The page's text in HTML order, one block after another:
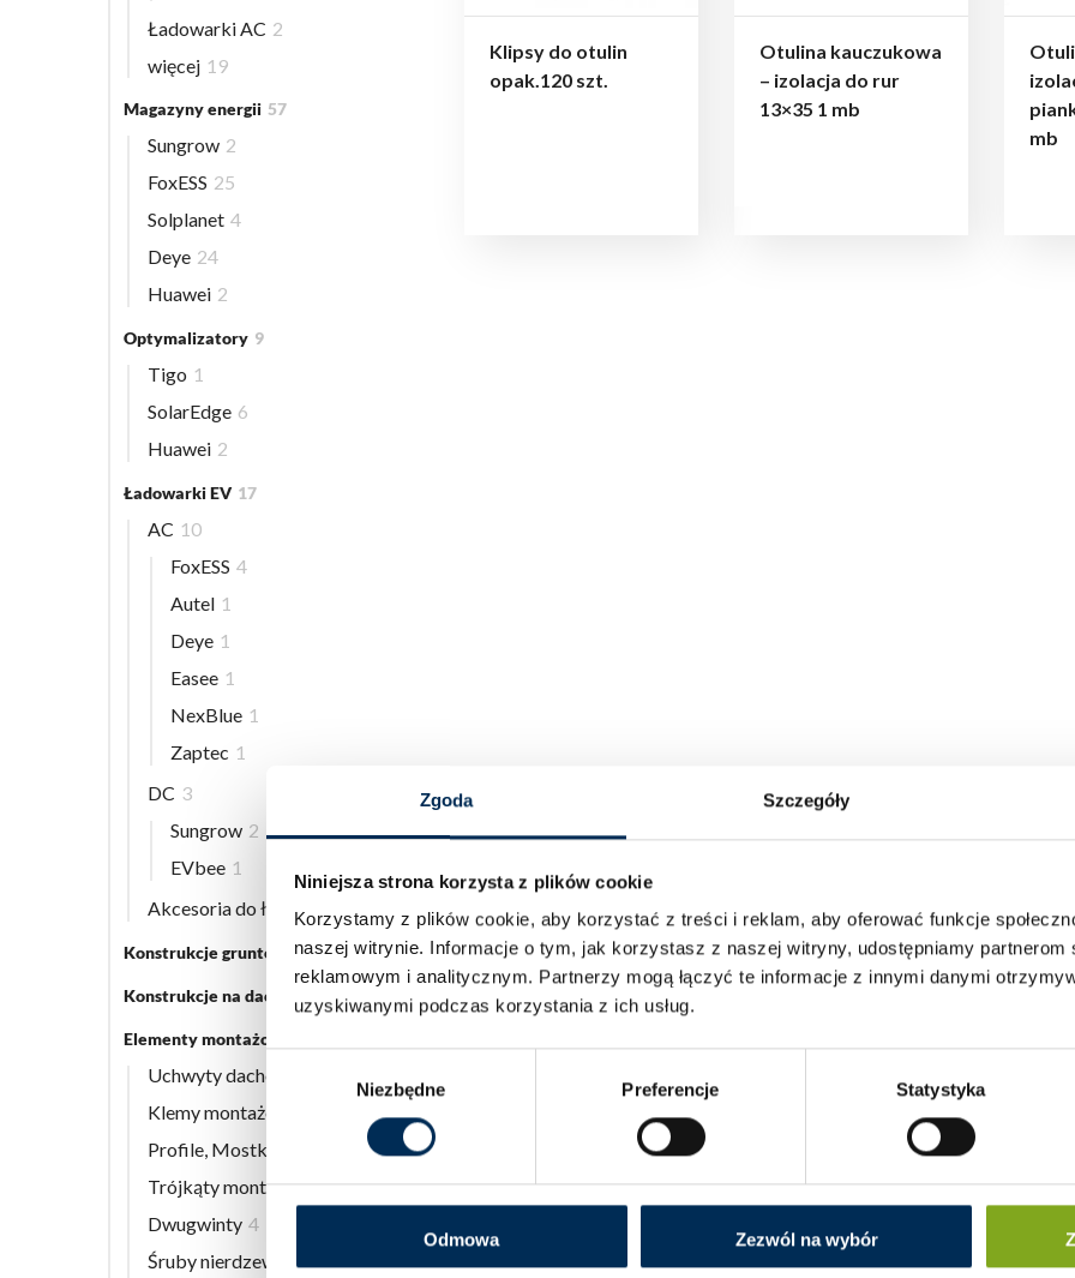
Zgoda Szczegóły
Niniejsza strona korzysta z plików cookie
Korzystamy z plików cookie, aby korzystać z treści i reklam, aby oferować funkcje
naszej witrynie. Informacje o tym, jak korzystasz z naszej witryny, udostępniamy partnerom
reklamowym i analitycznym. Partnerzy mogą łączyć te informacje z innymi danymi
uzyskiwanymi podczas korzystania z ich usług.
Niezbędne Preferencje Statystyka
Odmowa Zezwól na wybór
Klipsy do otulin
opak.120 szt.
Otulina kauczukowa
– izolacja do rur
13×35 1 mb
mb
Ładowarki AC 2
więcej 19
Magazyny energii 57
Sungrow 2
FoxESS 25
Solplanet 4
Deye 24
Huawei 2
Optymalizatory 9
Tigo 1
SolarEdge 6
Huawei 2
Ładowarki EV 17
AC 10
FoxESS 4
Autel 1
Deye 1
Easee 1
NexBlue 1
Zaptec 1
DC 3
Sungrow 2
EVbee 1
Akcesoria do ładowarek EV
Konstrukcje gruntowe 5
Konstrukcje na dach płaski 3
Elementy montażowe
Uchwyty dachowe
Klemy montażowe
Profile, Mostki
Trójkąty montażowe 3
Dwugwinty 4
Śruby nierdzewne